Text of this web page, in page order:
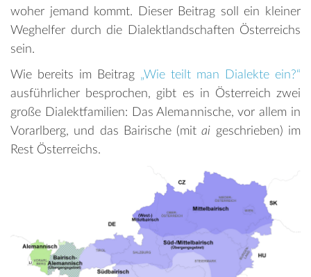
woher jemand kommt. Dieser Beitrag soll ein kleiner
Weghelfer durch die Dialektlandschaften Österreichs
sein.
Wie bereits im Beitrag „Wie teilt man Dialekte ein?“
ausführlicher besprochen, gibt es in Österreich zwei
große Dialektfamilien: Das Alemannische, vor allem in
Vorarlberg, und das Bairische (mitai geschrieben) im
Rest Österreichs.